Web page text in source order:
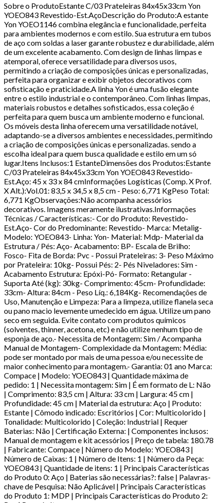
Sobre o ProdutoEstante C/03 Prateleiras 84x45x33cm Yon
YOEO843 Revestido-Est.AçoDescrição do Produto:A estante
Yon YOEO1146 combina elegância e funcionalidade, perfeita
para ambientes modernos e com estilo. Sua estrutura em tubos
de aço com soldas a laser garante robustez e durabilidade, além
de um excelente acabamento. Com design de linhas limpas e
atemporal, oferece versatilidade para diversos usos,
permitindo a criação de composições únicas e personalizadas,
perfeita para organizar e exibir objetos decorativos com
sofisticação e praticidade.A linha Yon é uma fusão elegante
entre o estilo industrial e o contemporâneo. Com linhas limpas,
materiais robustos e detalhes sofisticados, essa coleção é
perfeita para quem busca um ambiente moderno e funcional.
Os móveis desta linha oferecem uma versatilidade notável,
adaptando-se a diversos ambientes e necessidades, permitindo
a criação de composições únicas e personalizadas. sendo a
escolha ideal para quem busca qualidade e estilo em um só
lugar.Itens Inclusos:1 EstanteDimensões dos Produtos:Estante
C/03 Prateleiras 84x45x33cm Yon YOEO843 Revestido-
Est.Aço: 45 x 33 x 84 cmInformações Logísticas (Comp. X Prof.
X Alt.):Vol.01: 83,5 x 34,5 x 8,5 cm - Peso: 6,771 KgPeso Total:
6,771 KgObservações:Não acompanha acessórios
decorativos. Imagens meramente ilustrativas.Informações
Técnicas / Características:- Cor do Produto: Revestido-
Est.Aço- Cor do Predominante: Revestido- Marca: Metalig-
Modelo: YOEO843- Linha: Yon- Material: Mdp- Material da
Estrutura / Pés: Aço- Acabamento: BP- Escala de Brilho:
Fosco- Fita de Borda: Pvc - Possui Prateleiras: 3- Peso Máximo
por Prateleira: 10kg- Possui Pés: 2- Pés Niveladores: Sim -
Acabamento Estrutura: Epóxi-Pó- Formato: Retangular -
Suporta Até (kg): 30kg- Comprimento: 45cm- Profundidade:
33cm- Altura: 84cm - Peso Líq.: 6,184Kg- Recomendações de
Uso, Manutenção e Limpeza: Para a limpeza, utilize flanela seca
ou pano macio levemente umedecido em água. Utilize um pano
seco em seguida. Evite contato com produtos químicos
(solventes, thinner, acetona, etc) e não utilize nenhum tipo de
esponja de aço.- Necessita de Montagem: Sim / Acompanha
Manual de Montagem- Complexidade da Montagem: Média:
pode ser montado por mais de uma pessoa e/ou necessite de
maior conhecimento para montagem.- Garantia: 01 ano Marca:
Compace | Modelo: YOEO843 | Quantidade máxima de
pedido: 1 | Necessita montagem: Sim | É em formato de L: Não
| Comprimento: 83,5 cm | Altura: 33 cm | Largura: 45 cm |
Profundidade: 45 cm | Material da estrutura: Aço | Produto:
Estante | Cômodo indicado: Escritórios | Cor: Multicolorido |
Tonalidade: Multicolorido | Coleção: Industrial | Requer
Baterias: Não | Certificação Externa: | Componentes inclusos:
Manual de montagem e kit acessórios | Preço de tabela: 180.78
| Fabricante: Compace | Número do Modelo: YOEO843 |
Número de Caixas: 1 | Número de Itens: 1 | Número da Peça:
YOEO843 | Quantidade de itens: 1 | Principais Características
do Produto 0: Aço | Baterias são necessárias?: false | Palavras-
chave de Pesquisa: Não Aplicável | Principais Características
do Produto 1: MDP | Principais Características do Produto 2: